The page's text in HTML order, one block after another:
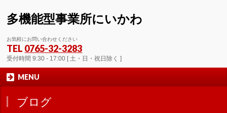
多機能型事業所にいかわ
お気軽にお問い合わせください
TEL 0765-32-3283
受付時間 9:30 - 17:00 [ 土・日・祝日除く ]
MENU
ブログ